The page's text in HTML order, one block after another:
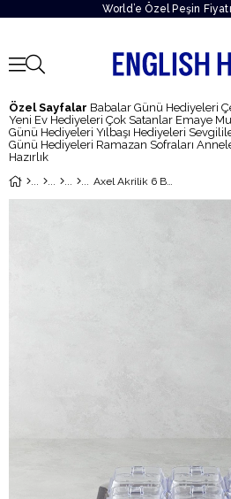
World’e Özel Peşin
Özel Sayfalar Babalar Günü Hediyeleri
Yeni Ev Hediyeleri Çok Satanlar Emaye
Günü Hediyeleri Yılbaşı Hediyeleri
Günü Hediyeleri Ramazan Sofraları
Hazırlık
Axel Akrilik 6 Bölmeli Kahvaltılık 25x35 cm Antrasit